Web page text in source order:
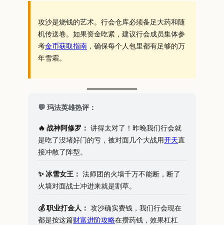
攻沙是烧钱的艺术。行会仓库必须备足大药和随
机传送卷。如果资金吃紧，建议行会成员集体参
考金币获取指南 ，确保每个人包里都有足够的万
年雪霜。
💬 玛法英雄热评：
🔥 战神阿修罗： 讲得太对了！昨晚我们行会就
是吃了没堵好门的亏，被对面几个大战用开天直
接冲散了阵型。
✨ 冰雪女王： 法师团的火墙千万不能断，断了
火墙对面战士冲进来就是割草。
💰 职业打金人： 攻沙确实费钱，我们行会现在
都是按这篇财富进阶攻略在攒药钱，效果杠杠